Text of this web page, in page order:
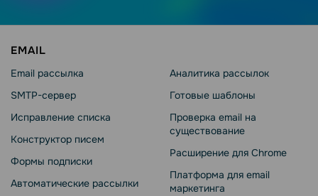
EMAIL
Email рассылка
SMTP-сервер
Исправление списка
Конструктор писем
Формы подписки
Автоматические рассылки
Аналитика рассылок
Готовые шаблоны
Проверка email на
существование
Расширение для Chrome
Платформа для email
маркетинга